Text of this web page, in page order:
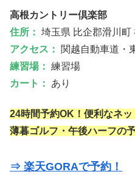
高根カントリー倶楽部
住所： 埼玉県 比企郡滑川町
アクセス：
関越自動車道・
練習場： 練習場
カート：
あり
24時間予約OK！便利なネッ
薄暮ゴルフ・午後ハーフの
⇒ 楽天GORAで予約！